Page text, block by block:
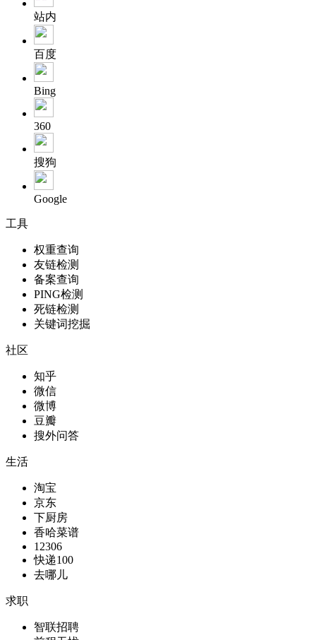
站内
百度
Bing
360
搜狗
Google
工具
权重查询
友链检测
备案查询
PING检测
死链检测
关键词挖掘
社区
知乎
微信
微博
豆瓣
搜外问答
生活
淘宝
京东
下厨房
香哈菜谱
12306
快递100
去哪儿
求职
智联招聘